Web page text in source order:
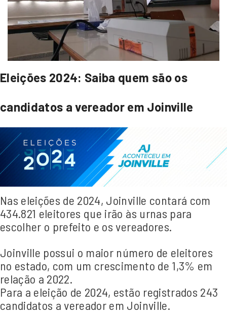
Eleições 2024: Saiba quem são os
candidatos a vereador em Joinville
Nas eleições de 2024, Joinville contará com
434.821 eleitores que irão às urnas para
escolher o prefeito e os vereadores.
Joinville possui o maior número de eleitores
no estado, com um crescimento de 1,3% em
relação a 2022.
Para a eleição de 2024, estão registrados 243
candidatos a vereador em Joinville.